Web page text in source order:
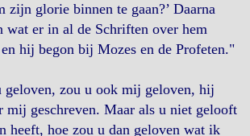
zijn glorie binnen te gaan?’ Daarna
wat er in al de Schriften over hem
en hij begon bij Mozes en de Profeten."
geloven, zou u ook mij geloven, hij
mij geschreven. Maar als u niet gelooft
heeft, hoe zou u dan geloven wat ik